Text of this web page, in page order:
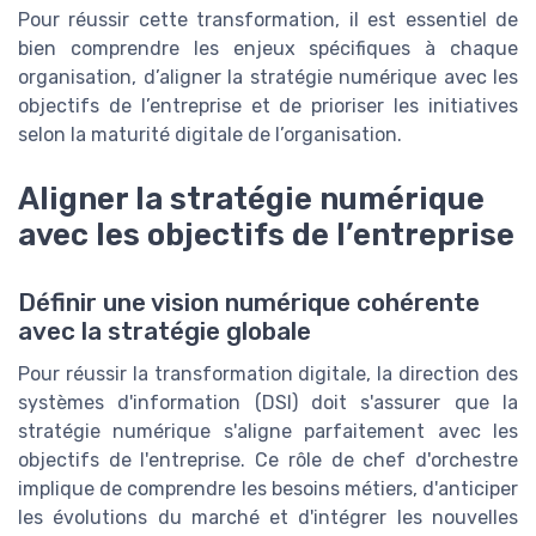
Pour réussir cette transformation, il est essentiel de
bien comprendre les enjeux spécifiques à chaque
organisation, d’aligner la stratégie numérique avec les
objectifs de l’entreprise et de prioriser les initiatives
selon la maturité digitale de l’organisation.
Aligner la stratégie numérique
avec les objectifs de l’entreprise
Définir une vision numérique cohérente
avec la stratégie globale
Pour réussir la transformation digitale, la direction des
systèmes d'information (DSI) doit s'assurer que la
stratégie numérique s'aligne parfaitement avec les
objectifs de l'entreprise. Ce rôle de chef d'orchestre
implique de comprendre les besoins métiers, d'anticiper
les évolutions du marché et d'intégrer les nouvelles